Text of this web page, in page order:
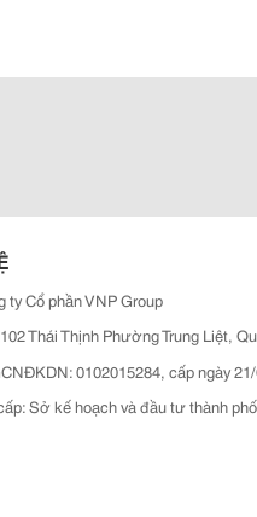
ty Cổ phần VNP Group
Thái Thịnh Phường Trung Liệt,
0102015284, cấp ngày
Sở kế hoạch và đầu tư thành